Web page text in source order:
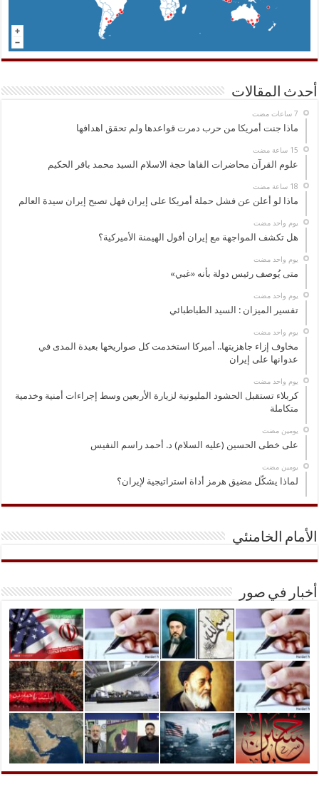
أحدث المقالات
ماذا جنت أمريكا من حرب دمرت قواعدها ولم تحقق اهدافها
علوم القرآن محاضرات القاها حجة الاسلام السيد محمد باقر الحكيم
ماذا لو أعلن عن فشل حملة أمريكا على إيران فهل تصبح إيران سيدة العالم
‏يوم واحد مضت
هل تكشف المواجهة مع إيران أفول الهيمنة الأميركية؟
‏يوم واحد مضت
متى يُوصف رئيس دولة بأنه «غبي»
‏يوم واحد مضت
تفسير الميزان : السيد الطباطبائي
‏يوم واحد مضت
مخاوف إزاء جاهزيتها.. أميركا استخدمت كل صواريخها بعيدة المدى في
عدوانها على إيران
‏يوم واحد مضت
كربلاء تستقبل الحشود المليونية لزيارة الأربعين وسط إجراءات أمنية وخدمية
متكاملة
‏يومين مضت
على خطى الحسين (عليه السلام) د. أحمد راسم النفيس
‏يومين مضت
لماذا يشكّل مضيق هرمز أداة استراتيجية لإيران؟
الأمام الخامنئي
أخبار في صور